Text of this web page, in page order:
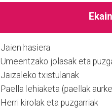
Jaien hasiera
Umeentzako jolasak eta
Jaizaleko txistulariak
Paella lehiaketa (paellak
Herri kirolak eta puzgarriak